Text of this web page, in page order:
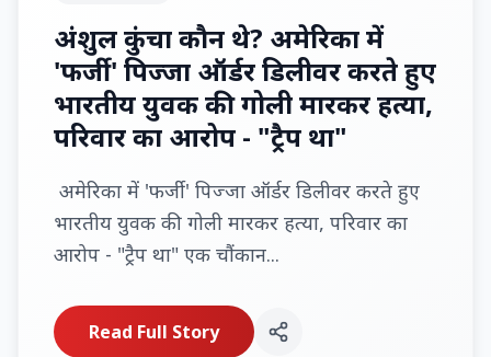
अंशुल कुंचा कौन थे? अमेरिका में
'फर्जी' पिज्जा ऑर्डर डिलीवर करते हुए
भारतीय युवक की गोली मारकर हत्या,
परिवार का आरोप - "ट्रैप था"
अमेरिका में 'फर्जी' पिज्जा ऑर्डर डिलीवर करते हुए
भारतीय युवक की गोली मारकर हत्या, परिवार का
आरोप - "ट्रैप था" एक चौंकान...
Read Full Story